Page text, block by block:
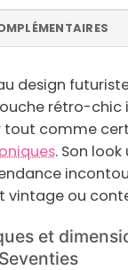
design
rétro-chic
tout comme
. Son
vintage ou
et